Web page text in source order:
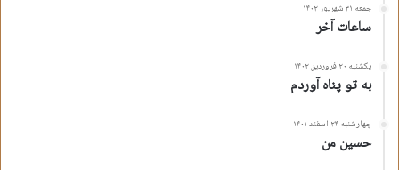
جمعه ۳۱ شهریور ۱۴۰۲
ساعات آخر
یکشنبه ۲۰ فروردین ۱۴۰۲
به تو پناه آوردم
چهارشنبه ۲۴ اسفند ۱۴۰۱
حسین من